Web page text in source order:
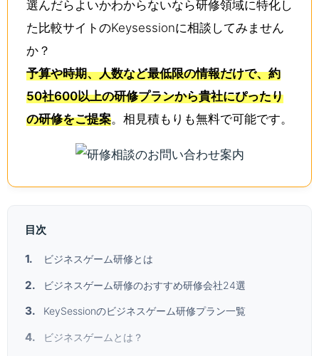
選んだらよいかわからないなら研修領域に特化し
た比較サイトのKeysessionに相談してみません
か？
予算や時期、人数など最低限の情報だけで、約
50社600以上の研修プランから貴社にぴったり
の研修をご提案。相見積もりも無料で可能です。
目次
ビジネスゲーム研修とは
ビジネスゲーム研修のおすすめ研修会社24選
KeySessionのビジネスゲーム研修プラン一覧
ビジネスゲームとは？